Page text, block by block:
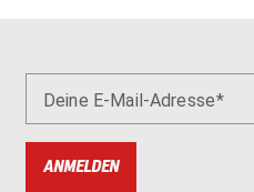
Deine E-Mail-Adresse
ANMELDEN